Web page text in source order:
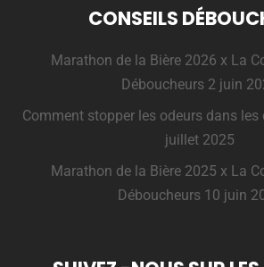
CONSEILS
Marathon de la Bière 2026 x La
Déboucheurs 2 juin
Comment stopper les odeurs dans
juillet 2025
Marathon de la Bière 2025 x La
Déboucheurs 10 juin